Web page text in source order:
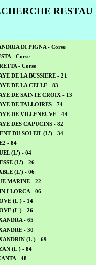
- Corse
DI PIGNA - Corse
- Corse
- Corse
DE LA BUSSIERE - 21
DE LA CELLE - 83
DE SAINTE CROIX - 13
DE TALLOIRES - 74
DE VILLENEUVE - 44
DES CAPUCINS - 82
DU SOLEIL (L') - 34
- 84
(L') - 04
(L') - 26
(L') - 06
MARINE - 22
LLORCA - 06
(L') - 14
(L') - 26
- 65
- 30
(L') - 69
(L') - 84
- 48